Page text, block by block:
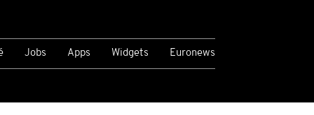
Jobs Apps Widgets Euronews